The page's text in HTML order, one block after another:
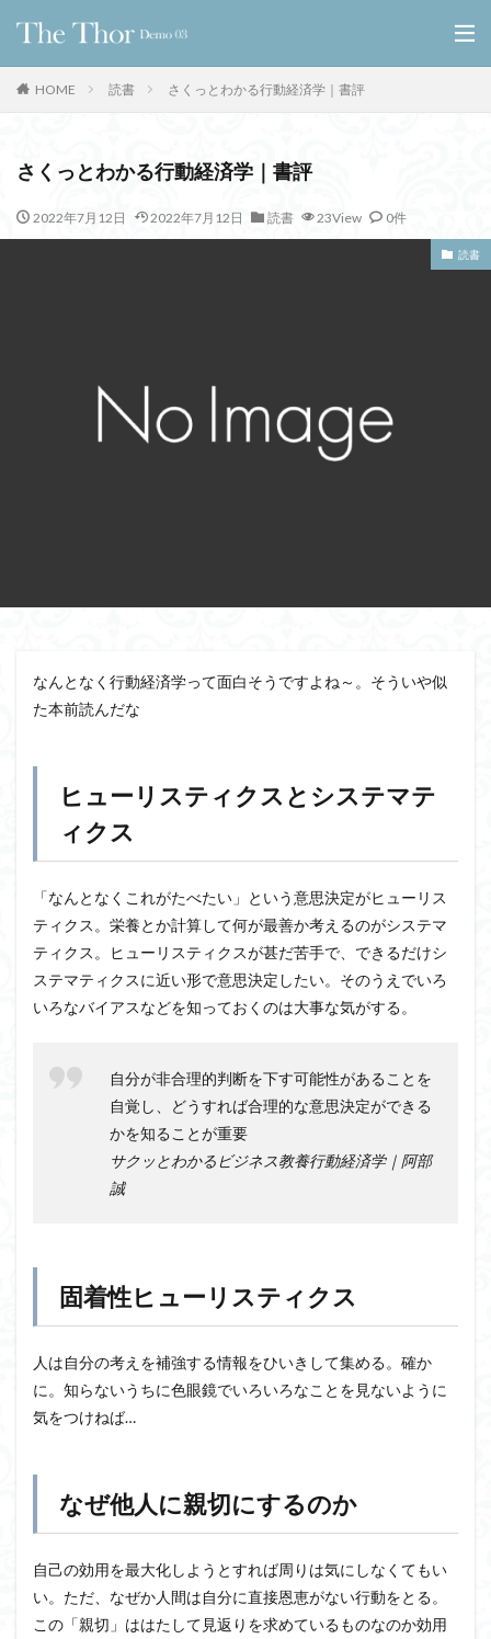
HOME 読書 さくっとわかる行動経済学｜書評
さくっとわかる行動経済学｜書評
2022年7月12日 2022年7月12日 読書 23View 0件
読書
なんとなく行動経済学って面白そうですよね～。そういや似
た本前読んだな
ヒューリスティクスとシステマテ
ィクス
「なんとなくこれがたべたい」という意思決定がヒューリス
ティクス。栄養とか計算して何が最善か考えるのがシステマ
ティクス。ヒューリスティクスが甚だ苦手で、できるだけシ
ステマティクスに近い形で意思決定したい。そのうえでいろ
いろなバイアスなどを知っておくのは大事な気がする。
自分が非合理的判断を下す可能性があることを
自覚し、どうすれば合理的な意思決定ができる
かを知ることが重要
サクッとわかるビジネス教養行動経済学｜阿部
誠
固着性ヒューリスティクス
人は自分の考えを補強する情報をひいきして集める。確か
に。知らないうちに色眼鏡でいろいろなことを見ないように
気をつけねば…
なぜ他人に親切にするのか
自己の効用を最大化しようとすれば周りは気にしなくてもい
い。ただ、なぜか人間は自分に直接恩恵がない行動をとる。
この「親切」ははたして見返りを求めているものなのか効用